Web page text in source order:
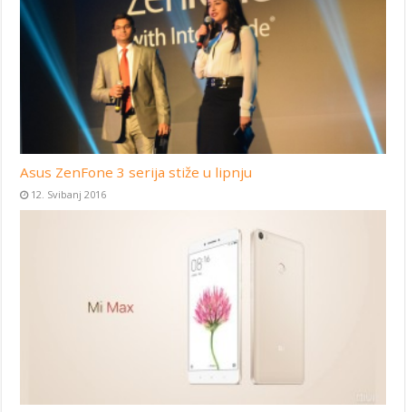
Asus ZenFone 3 serija stiže u lipnju
12. Svibanj 2016